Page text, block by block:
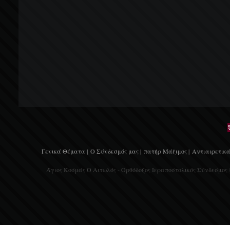
Γενικά Θέματα | Ο Σύνδεσμός μας | πατήρ Μάξιμος |
Άγιος Κοσμάς Ο Αιτωλός - Ορθόδοξος Ιεραποστολικός